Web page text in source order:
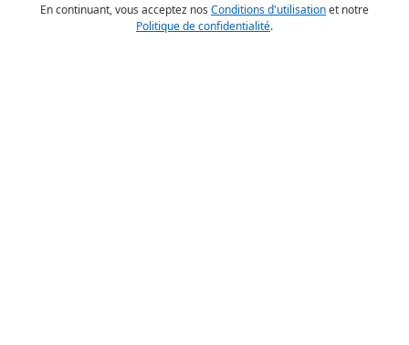
En continuant, vous acceptez nos Conditions d'utilisationet notre
Politique de confidentialité.